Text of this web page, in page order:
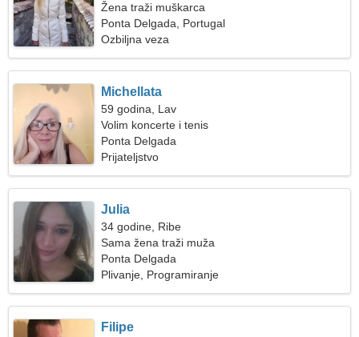
Žena traži muškarca
Ponta Delgada, Portugal
Ozbiljna veza
Michellata
59 godina, Lav
Volim koncerte i tenis
Ponta Delgada
Prijateljstvo
Julia
34 godine, Ribe
Sama žena traži muža
Ponta Delgada
Plivanje, Programiranje
Filipe